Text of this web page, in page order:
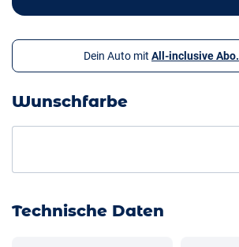
Dein Auto mit All-inclusive Abo.
Wunschfarbe
Technische Daten